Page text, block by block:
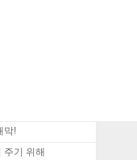
막!
주기 위해